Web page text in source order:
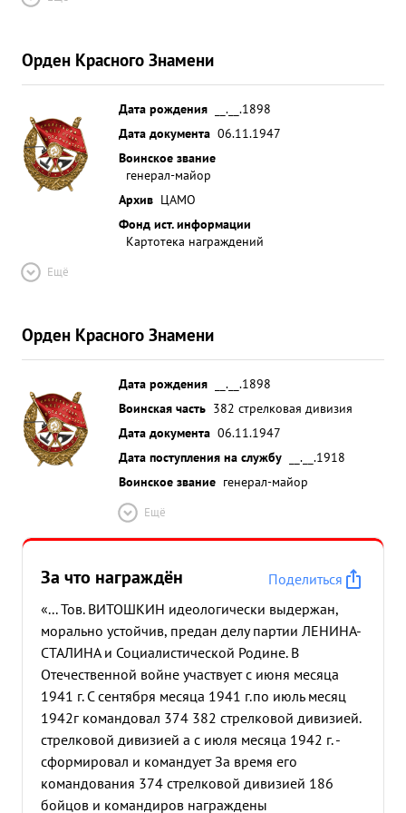
Орден Красного Знамени
Дата рождения
__.__.1898
Дата документа 06.11.1947
Воинское звание
генерал-майор
Архив ЦАМО
Фонд ист. информации
Картотека награждений
Ещё
Орден Красного Знамени
Дата рождения
__.__.1898
Воинская часть 382 стрелковая дивизия
Дата документа 06.11.1947
Дата поступления на службу
__.__.1918
Воинское звание генерал-майор
Ещё
За что награждён
Поделиться
«... Тов. ВИТОШКИН идеологически выдержан,
морально устойчив, предан делу партии ЛЕНИНА-
СТАЛИНА и Социалистической Родине. В
Отечественной войне участвует с июня месяца
1941 г. С сентября месяца 1941 г.по июль месяц
1942г командовал 374 382 стрелковой дивизией.
стрелковой дивизией а с июля месяца 1942 г. -
сформировал и командует За время его
командования 374 стрелковой дивизией 186
бойцов и командиров награждены